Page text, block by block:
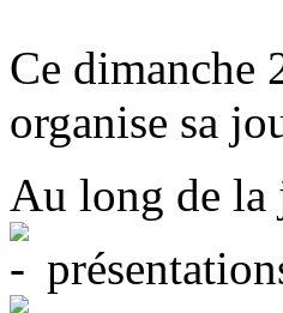
Ce dimanche
organise sa
Au long de la